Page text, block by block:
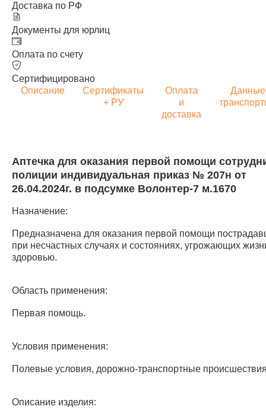
Доставка по РФ
Документы для юрлиц
Оплата по счету
Сертифицировано
Описание
Сертификаты
+ РУ
Оплата
и
доставка
Аптечка для оказания первой помощи
полиции индивидуальная приказ № 207н от
26.04.2024г. в подсумке Волонтер-7 м.1670
Назначение:
Предназначена для оказания первой помощи
при несчастных случаях и состояниях, угрожающих
здоровью.
Область применения:
Первая помощь.
Условия применения:
Полевые условия, дорожно-транспортные
Описание изделия: